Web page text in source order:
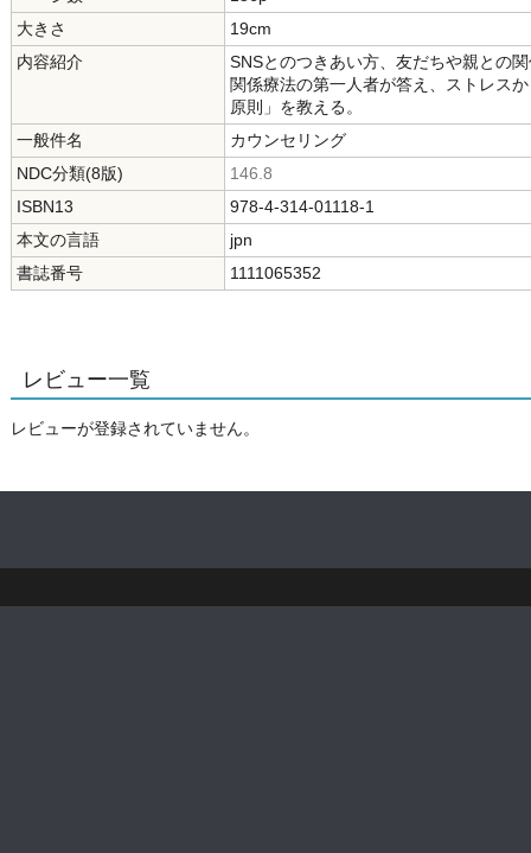
大きさ
19cm
内容紹介
SNSとのつきあい方、友だちや親との
関係療法の第一人者が答え、ストレス
原則」を教える。
一般件名
カウンセリング
NDC分類(8版)
146.8
ISBN13
978-4-314-01118-1
本文の言語
jpn
書誌番号
1111065352
レビュー一覧
レビューが登録されていません。